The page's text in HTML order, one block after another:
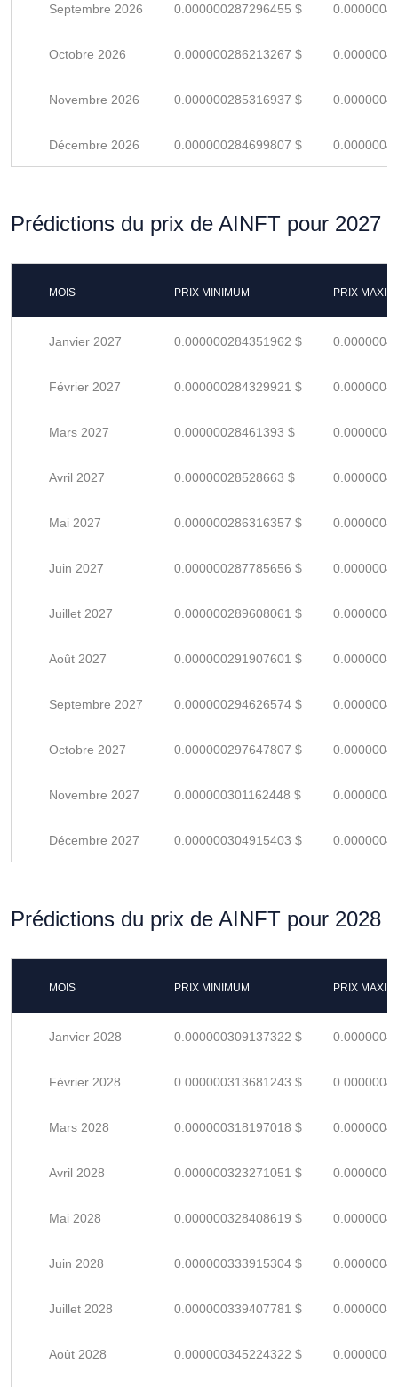
Septembre 2026 0.000000287296455 $
Octobre 2026 0.000000286213267 $
Novembre 2026 0.000000285316937 $
Décembre 2026 0.000000284699807 $
Prédictions du prix de AINFT pour 2027
MOIS PRIX MINIMUM PRIX
Janvier 2027 0.000000284351962 $
Février 2027 0.000000284329921 $
Mars 2027 0.00000028461393 $
Avril 2027 0.00000028528663 $
Mai 2027 0.000000286316357 $
Juin 2027 0.000000287785656 $
Juillet 2027 0.000000289608061 $
Août 2027 0.000000291907601 $
Septembre 2027 0.000000294626574 $
Octobre 2027 0.000000297647807 $
Novembre 2027 0.000000301162448 $
Décembre 2027 0.000000304915403 $
Prédictions du prix de AINFT pour 2028
MOIS PRIX MINIMUM PRIX
Janvier 2028 0.000000309137322 $
Février 2028 0.000000313681243 $
Mars 2028 0.000000318197018 $
Avril 2028 0.000000323271051 $
Mai 2028 0.000000328408619 $
Juin 2028 0.000000333915304 $
Juillet 2028 0.000000339407781 $
Août 2028 0.000000345224322 $